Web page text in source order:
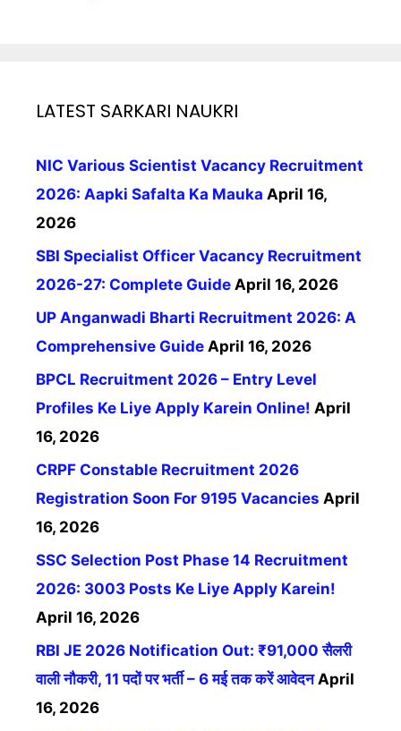
LATEST SARKARI NAUKRI
NIC Various Scientist Vacancy Recruitment
2026: Aapki Safalta Ka Mauka April 16,
2026
SBI Specialist Officer Vacancy Recruitment
2026-27: Complete Guide April 16, 2026
UP Anganwadi Bharti Recruitment 2026: A
Comprehensive Guide April 16, 2026
BPCL Recruitment 2026 – Entry Level
Profiles Ke Liye Apply Karein Online! April
16, 2026
CRPF Constable Recruitment 2026
Registration Soon For 9195 Vacancies April
16, 2026
SSC Selection Post Phase 14 Recruitment
2026: 3003 Posts Ke Liye Apply Karein!
April 16, 2026
RBI JE 2026 Notification Out: ₹91,000 सैलरी
वाली नौकरी, 11 पदों पर भर्ती – 6 मई तक करें आवेदन April
16, 2026